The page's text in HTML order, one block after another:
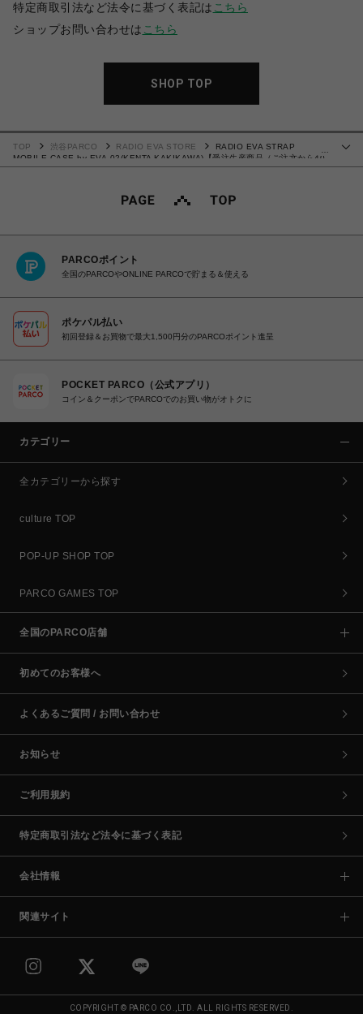
特定商取引法など法令に基づく表記は こちら
ショップお問い合わせは こちら
SHOP TOP
TOP 渋谷PARCO RADIO EVA STORE
RADIO EVA STRAP
MOBILE CASE by EVA-02(KENTA KAKIKAWA)【受注生産商品（ご注文から40
～60日でお届け予定）】
PARCOポイント
全国のPARCOやONLINE PARCOで貯まる＆使える
ポケパル払い
初回登録＆お買物で最大1,500円分のPARCOポイント進呈
POCKET PARCO（公式アプリ）
コイン＆クーポンでPARCOでのお買い物がオトクに
カテゴリー
全カテゴリーから探す
culture TOP
POP-UP SHOP TOP
PARCO GAMES TOP
全国のPARCO店舗
初めてのお客様へ
よくあるご質問 / お問い合わせ
お知らせ
ご利用規約
特定商取引法など法令に基づく表記
会社情報
関連サイト
COPYRIGHT © PARCO CO.,LTD. ALL RIGHTS RESERVED.